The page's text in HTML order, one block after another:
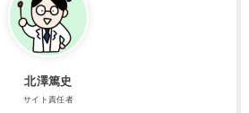
北澤篤史
サイト責任者